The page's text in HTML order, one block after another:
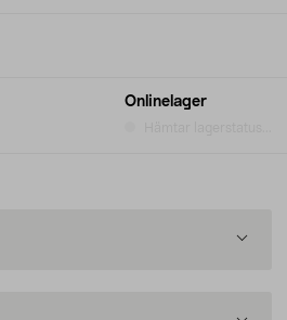
Onlinelager